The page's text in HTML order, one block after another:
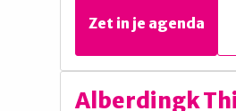
school
Zet in je agenda
Yuverta
Alberdingk